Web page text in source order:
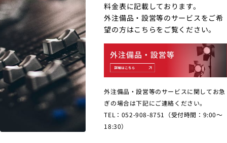
料金表に記載しております。
外注備品・設営等のサービスをご希
望の方はこちらをご覧ください。
外注備品・設営等のサービスに関してお急
ぎの場合は下記にご連絡ください。
TEL：052-908-8751（受付時間：9:00〜
18:30）